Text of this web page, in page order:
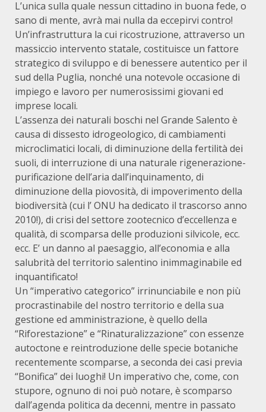
L’unica sulla quale nessun cittadino in buona fede, o
sano di mente, avrà mai nulla da eccepirvi contro!
Un’infrastruttura la cui ricostruzione, attraverso un
massiccio intervento statale, costituisce un fattore
strategico di sviluppo e di benessere autentico per il
sud della Puglia, nonché una notevole occasione di
impiego e lavoro per numerosissimi giovani ed
imprese locali.
L’assenza dei naturali boschi nel Grande Salento è
causa di dissesto idrogeologico, di cambiamenti
microclimatici locali, di diminuzione della fertilità dei
suoli, di interruzione di una naturale rigenerazione-
purificazione dell’aria dall’inquinamento, di
diminuzione della piovosità, di impoverimento della
biodiversità (cui l’ ONU ha dedicato il trascorso anno
2010!), di crisi del settore zootecnico d’eccellenza e
qualità, di scomparsa delle produzioni silvicole, ecc.
ecc. E’ un danno al paesaggio, all’economia e alla
salubrità del territorio salentino inimmaginabile ed
inquantificato!
Un “imperativo categorico” irrinunciabile e non più
procrastinabile del nostro territorio e della sua
gestione ed amministrazione, è quello della
“Riforestazione” e “Rinaturalizzazione” con essenze
autoctone e reintroduzione delle specie botaniche
recentemente scomparse, a seconda dei casi previa
“Bonifica” dei luoghi! Un imperativo che, come, con
stupore, ognuno di noi può notare, è scomparso
dall’agenda politica da decenni, mentre in passato